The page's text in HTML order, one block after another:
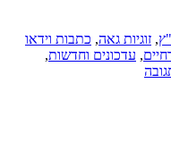
, זוגיות גאה, כתבות וידאו
, עדכונים וחדשות,